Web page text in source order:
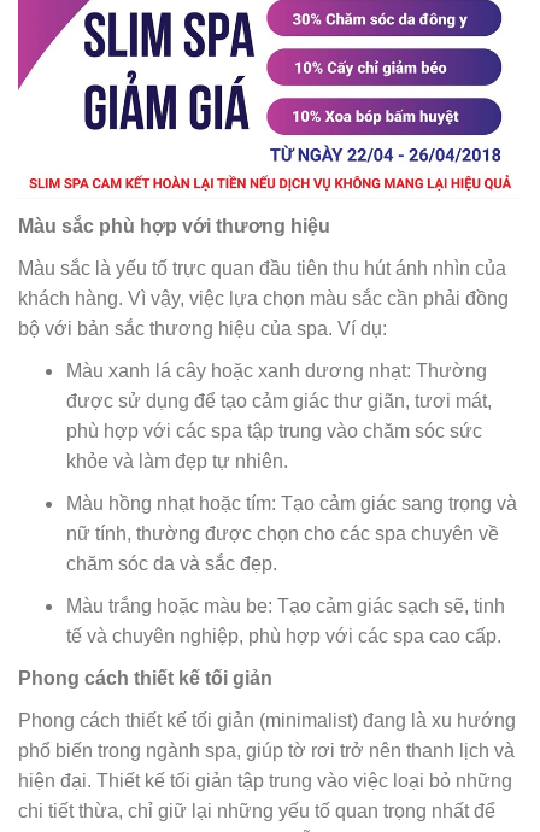
Màu sắc phù hợp với thương hiệu
Màu sắc là yếu tố trực quan đầu tiên thu hút ánh nhìn của
khách hàng. Vì vậy, việc lựa chọn màu sắc cần phải đồng
bộ với bản sắc thương hiệu của spa. Ví dụ:
Màu xanh lá cây hoặc xanh dương nhạt: Thường
được sử dụng để tạo cảm giác thư giãn, tươi mát,
phù hợp với các spa tập trung vào chăm sóc sức
khỏe và làm đẹp tự nhiên.
Màu hồng nhạt hoặc tím: Tạo cảm giác sang trọng và
nữ tính, thường được chọn cho các spa chuyên về
chăm sóc da và sắc đẹp.
Màu trắng hoặc màu be: Tạo cảm giác sạch sẽ, tinh
tế và chuyên nghiệp, phù hợp với các spa cao cấp.
Phong cách thiết kế tối giản
Phong cách thiết kế tối giản (minimalist) đang là xu hướng
phổ biến trong ngành spa, giúp tờ rơi trở nên thanh lịch và
hiện đại. Thiết kế tối giản tập trung vào việc loại bỏ những
chi tiết thừa, chỉ giữ lại những yếu tố quan trọng nhất để